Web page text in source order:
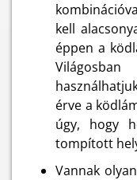
kell
éppen a
érve a
úgy, hogy
tompított
Vannak